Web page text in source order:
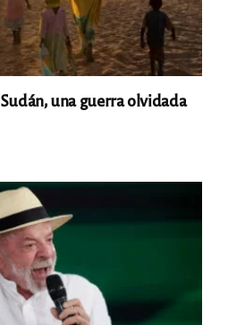
Sudán, una guerra olvidada